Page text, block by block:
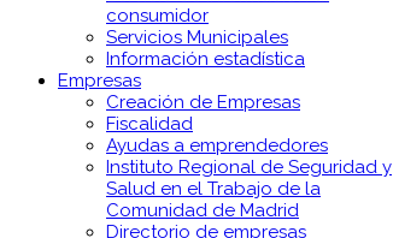
consumidor
Servicios Municipales
Información estadística
Empresas
Creación de Empresas
Fiscalidad
Ayudas a emprendedores
Instituto Regional de Seguridad y
Salud en el Trabajo de la
Comunidad de Madrid
Directorio de empresas